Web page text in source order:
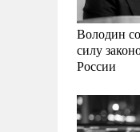
Володин
силу
России